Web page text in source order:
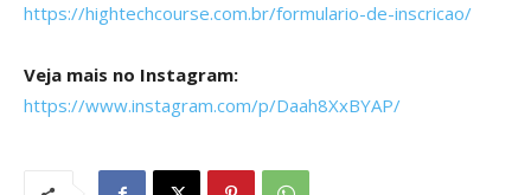
https://hightechcourse.com.br/formulario-de-inscricao/
Veja mais no Instagram:
https://www.instagram.com/p/Daah8XxBYAP/